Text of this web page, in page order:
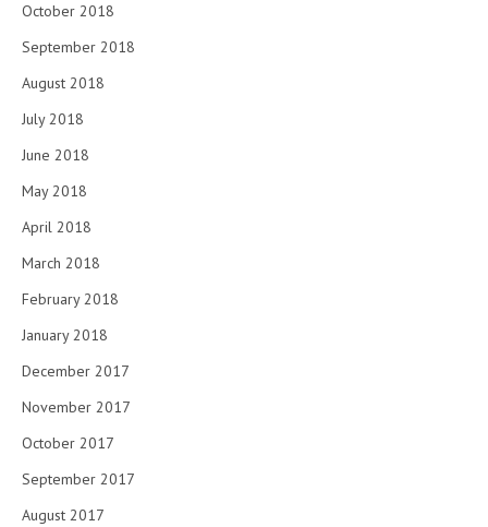
October 2018
September 2018
August 2018
July 2018
June 2018
May 2018
April 2018
March 2018
February 2018
January 2018
December 2017
November 2017
October 2017
September 2017
August 2017